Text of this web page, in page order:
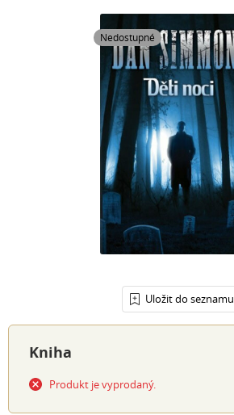
Nedostupné
Uložit do seznamu
Kniha
Produkt je vyprodaný.